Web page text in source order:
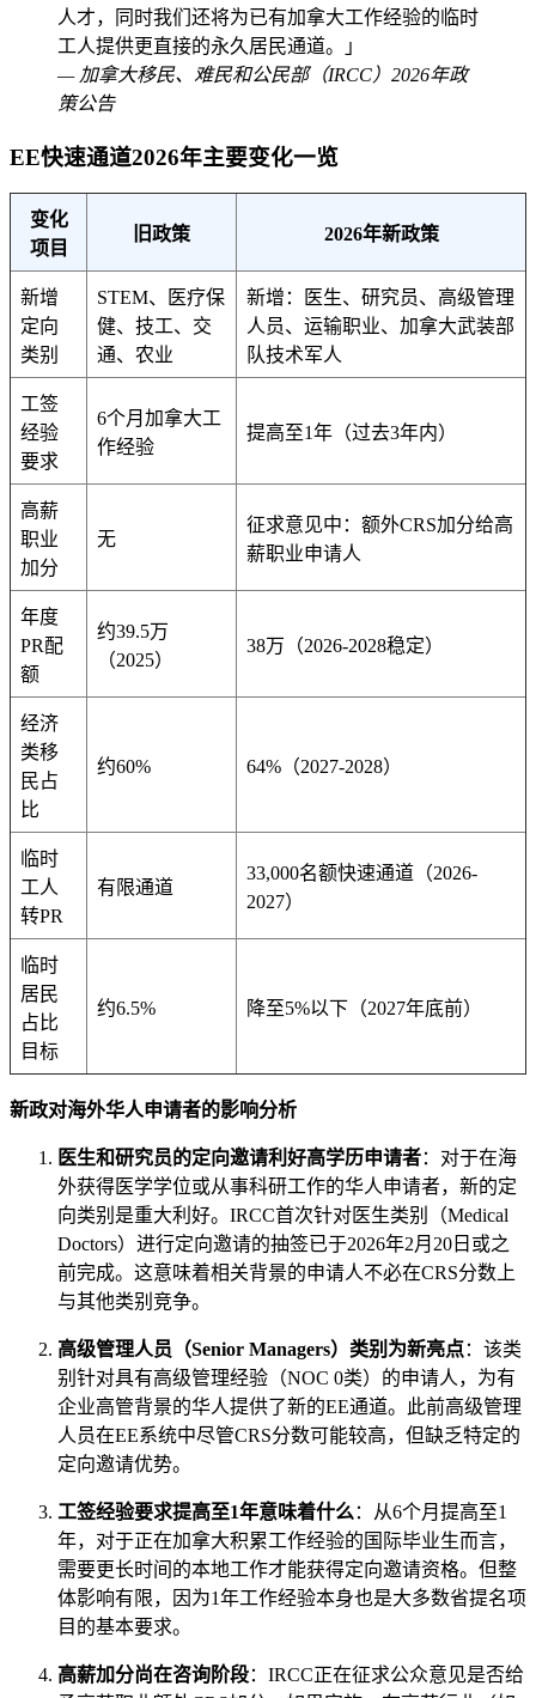
人才，同时我们还将为已有加拿大工作经验的临时
工人提供更直接的永久居民通道。」
— 加拿大移民、难民和公民部（IRCC）2026年政
策公告
EE快速通道2026年主要变化一览
变化
项目
旧政策 2026年新政策
新增
定向
类别
STEM、医疗保
健、技工、交
通、农业
新增：医生、研究员、高级管理
人员、运输职业、加拿大武装部
队技术军人
工签
经验
要求
6个月加拿大工
作经验
提高至1年（过去3年内）
高薪
职业
加分
无
征求意见中：额外CRS加分给高
薪职业申请人
年度
PR配
额
约39.5万
（2025）
38万（2026-2028稳定）
经济
类移
民占
比
约60% 64%（2027-2028）
临时
工人
转PR
有限通道
33,000名额快速通道（2026-
2027）
临时
居民
占比
目标
约6.5% 降至5%以下（2027年底前）
新政对海外华人申请者的影响分析
医生和研究员的定向邀请利好高学历申请者：对于在海
外获得医学学位或从事科研工作的华人申请者，新的定
向类别是重大利好。IRCC首次针对医生类别（Medical
Doctors）进行定向邀请的抽签已于2026年2月20日或之
前完成。这意味着相关背景的申请人不必在CRS分数上
与其他类别竞争。
高级管理人员（Senior Managers）类别为新亮点：该类
别针对具有高级管理经验（NOC 0类）的申请人，为有
企业高管背景的华人提供了新的EE通道。此前高级管理
人员在EE系统中尽管CRS分数可能较高，但缺乏特定的
定向邀请优势。
工签经验要求提高至1年意味着什么 ：从6个月提高至1
年，对于正在加拿大积累工作经验的国际毕业生而言，
需要更长时间的本地工作才能获得定向邀请资格。但整
体影响有限，因为1年工作经验本身也是大多数省提名项
目的基本要求。
高薪加分尚在咨询阶段：IRCC正在征求公众意见是否给